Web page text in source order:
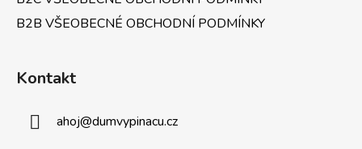
B2B VŠEOBECNÉ OBCHODNÍ PODMÍNKY
Kontakt
ahoj@dumvypinacu.cz